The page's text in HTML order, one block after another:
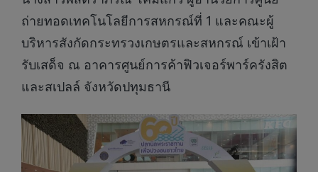
ถ่ายทอดเทคโนโลยีการสหกรณ์ที่ 1 และคณะผู้
บริหารสังกัดกระทรวงเกษตรและสหกรณ์ เข้าเฝ้า
รับเสด็จ ณ อาคารศูนย์การค้าฟิวเจอร์พาร์ครังสิต
และสเปลล์ จังหวัดปทุมธานี